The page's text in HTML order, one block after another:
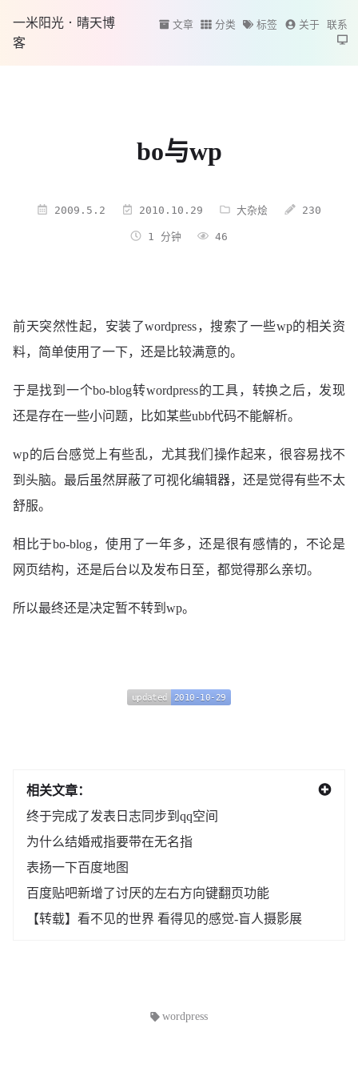
一米阳光·晴天博
客
文章 分类 标签 关于 联系
bo与wp
2009.5.2 2010.10.29 大杂烩 230
1 分钟 46
前天突然性起，安装了wordpress，搜索了一些wp的相关资
料，简单使用了一下，还是比较满意的。
于是找到一个bo-blog转wordpress的工具，转换之后，发现
还是存在一些小问题，比如某些ubb代码不能解析。
wp的后台感觉上有些乱，尤其我们操作起来，很容易找不
到头脑。最后虽然屏蔽了可视化编辑器，还是觉得有些不太
舒服。
相比于bo-blog，使用了一年多，还是很有感情的，不论是
网页结构，还是后台以及发布日至，都觉得那么亲切。
所以最终还是决定暂不转到wp。
updated
updated 2010-10-29
2010-10-29
相关文章：
终于完成了发表日志同步到qq空间
为什么结婚戒指要带在无名指
表扬一下百度地图
百度贴吧新增了讨厌的左右方向键翻页功能
【转载】看不见的世界 看得见的感觉-盲人摄影展
wordpress